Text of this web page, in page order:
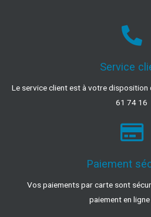
Service
Le service client est à votre disposition
61 74 16
Paiement
Vos paiements par carte sont
paiement en ligne